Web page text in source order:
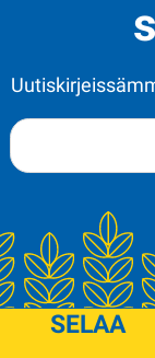
SELAA